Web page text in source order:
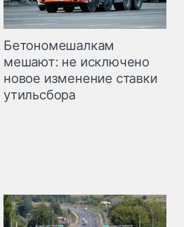
Бетономешалкам
мешают: не исключено
новое изменение ставки
утильсбора